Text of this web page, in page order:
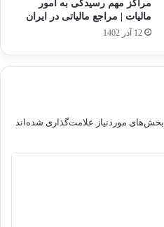
مراکز مهم رسیدگی به امور
مالیات | مراجع مالیاتی در ایران
12 آذر 1402
بخش‌های موردنیاز علامت‌گذاری شده‌اند